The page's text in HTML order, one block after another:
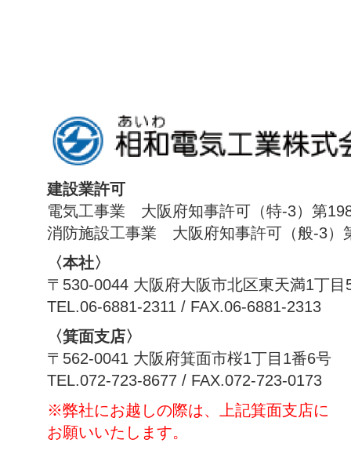
建設業許可
電気工事業 大阪府知事許可（特-3）第
消防施設工事業 大阪府知事許可（般-3）
〈本社〉
〒530-0044 大阪府大阪市北区東天満1丁目
TEL.06-6881-2311 / FAX.06-6881-2313
〈箕面支店〉
〒562-0041 大阪府箕面市桜1丁目1番6号
TEL.072-723-8677 / FAX.072-723-0173
※弊社にお越しの際は、上記箕面支店に
お願いいたします。